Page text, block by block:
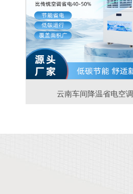
云南车间降温省电空调